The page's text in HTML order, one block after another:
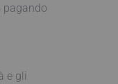
pagando
e gli